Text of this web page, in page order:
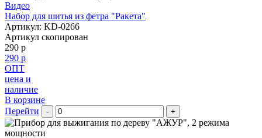
Видео
Набор для шитья из фетра "Ракета"
Артикул: KD-0266
Артикул скопирован
290 р
290 р
ОПТ
цена и
наличие
В корзине
Перейти
- +